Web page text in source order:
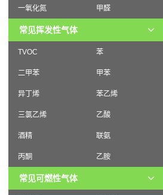
一氧化氮 甲醛
常见挥发性气体
TVOC 苯
二甲苯 甲苯
异丁烯 苯乙烯
三氯乙烯 乙酸
酒精 联氨
丙酮 乙胺
常见可燃性气体